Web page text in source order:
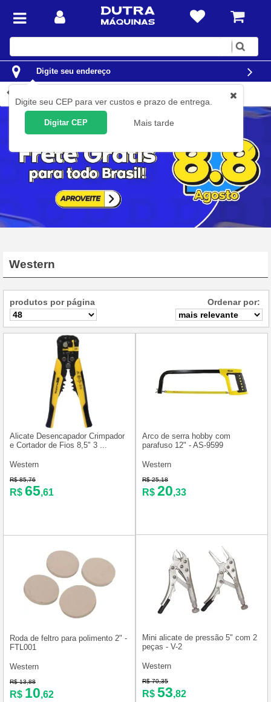
Digite
Digite seu endereço
Digite seu CEP para ver custos e prazo de entrega.
Digitar CEP Mais tarde
Western
produtos por página Ordenar por:
Alicate Desencapador Crimpador
e Cortador de Fios 8,5" 3 ...
Western
R$ 85,76
R$ 65,61
Arco de serra hobby com
parafuso 12" - AS-9599
Western
R$ 25,18
R$ 20,33
Roda de feltro para polimento 2" -
FTL001
Western
R$ 13,88
R$ 10,62
Mini alicate de pressão 5" com 2
peças - V-2
Western
R$ 70,35
R$ 53,82